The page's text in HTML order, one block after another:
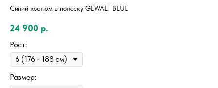
Синий костюм в полоску GEWALT BLUE
24 900 р.
Рост:
Размер: